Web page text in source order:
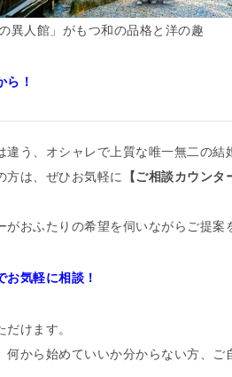
異人館」がもつ和の品格と洋の趣
！
う、オシャレで上質な唯一無二の結
方は、ぜひお気軽に 【ご相談カウンタ
おふたりの希望を伺いながらご提案
気軽に相談！
だけます。
何から始めていいか分からない方、